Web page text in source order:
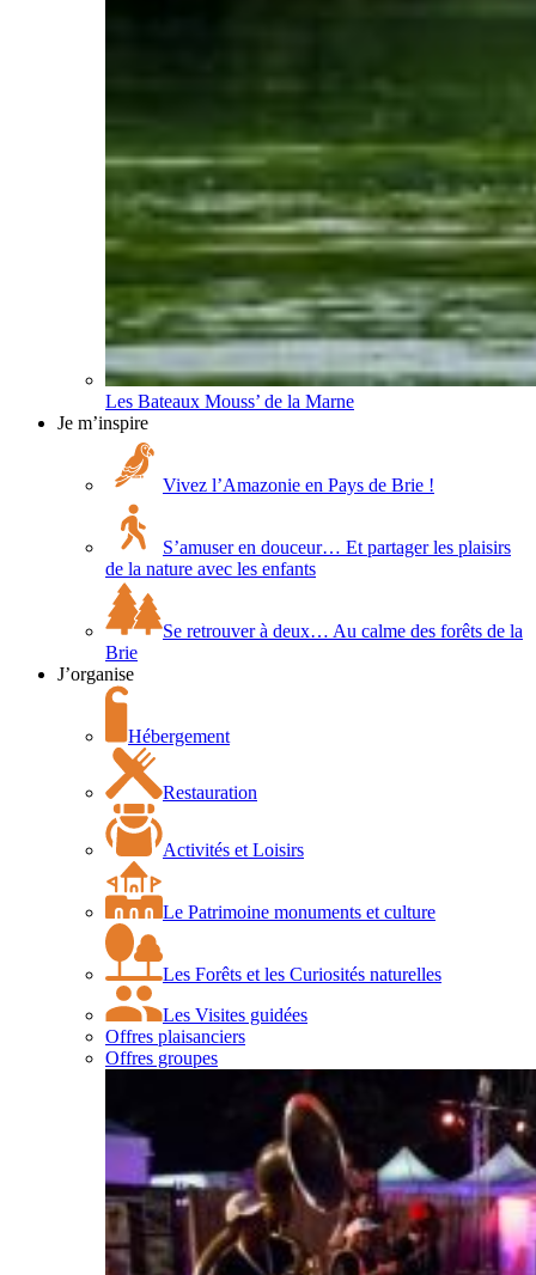
Les Bateaux Mouss’ de la Marne
Je m’inspire
Vivez l’Amazonie en Pays de Brie !
S’amuser en douceur… Et partager les plaisirs
de la nature avec les enfants
Se retrouver à deux… Au calme des forêts de la
Brie
J’organise
Hébergement
Restauration
Activités et Loisirs
Le Patrimoine monuments et culture
Les Forêts et les Curiosités naturelles
Les Visites guidées
Offres plaisanciers
Offres groupes